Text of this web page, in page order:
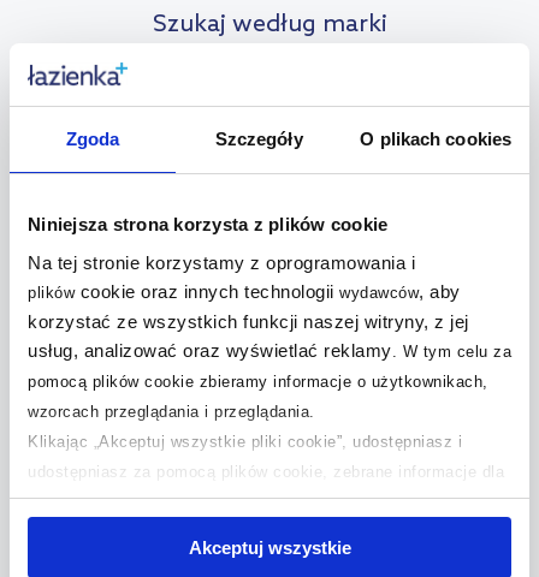
Zgoda Szczegóły O plikach cookies
Niniejsza strona korzysta z plików cookie
Na tej stronie korzystamy z oprogramowania i
plikówcookie oraz innych technologii wydawców, aby
korzystać ze wszystkich funkcji naszej witryny, z jej
usług, analizować oraz wyświetlać reklamy
W tym celu za
pomocą plików cookie zbieramy informacje o użytkownikach,
wzorcach przeglądania i przeglądania.
Klikając „Akceptuj wszystkie pliki cookie”, udostępniasz i
udostępniasz za pomocą plików cookie, zebrane informacje dla
użytkowników zewnętrznych, a także nasi partnerzy reklamowi.
jednak, że zablokowane niektóre pliki cookie mogą mieć wpływ
Akceptuj wszystkie
Szukaj według marki
Deski sedesowe Aqualine
Deski sedesowe Art Ceram
Interior
Deski sedesowe Catalano
Deski sedesowe Ceramica
Dolomite
Deski sedesowe CeraStyle
Deski sedesowe Cersanit
Deski sedesowe Clou
Deski sedesowe Creavit
Deski sedesowe Deante
Deski sedesowe Duravit
Deski sedesowe Kleine
Deski sedesowe Koło
Deski sedesowe Kronenbach
Deski sedesowe Ksuro
Deski sedesowe Laufen
Deski sedesowe Laveo
Deski sedesowe Meissen
Keramik
Deski sedesowe Mito
Deski sedesowe Oltens
Deski sedesowe Omnires